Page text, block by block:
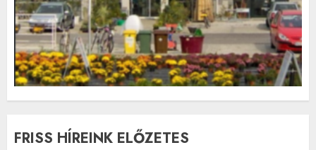
FRISS HÍREINK ELŐZETES